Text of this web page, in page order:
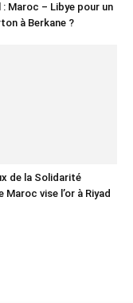
Maroc – Libye pour un
à Berkane ?
de la Solidarité
Maroc vise l’or à Riyad